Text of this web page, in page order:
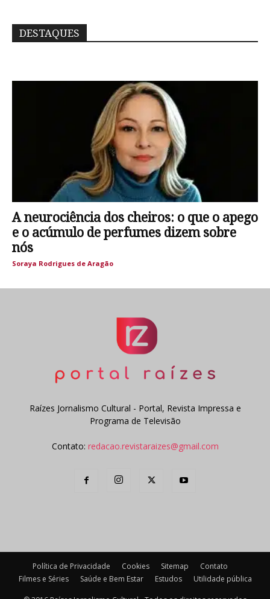
DESTAQUES
A neurociência dos cheiros: o que o apego
e o acúmulo de perfumes dizem sobre
nós
Soraya Rodrigues de Aragão
Raízes Jornalismo Cultural - Portal, Revista Impressa e
Programa de Televisão
Contato: redacao.revistaraizes@gmail.com
Política de Privacidade Cookies Sitemap
Contato
Filmes e Séries
Saúde e Bem Estar Estudos Utilidade pública